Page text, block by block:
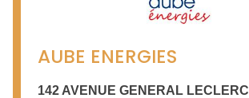
AUBE ENERGIES
142 AVENUE GENERAL LECLERC